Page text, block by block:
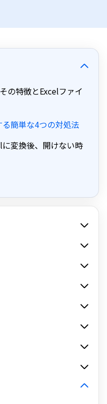
の特徴とExcelファイ
簡単な4つの対処法
変換後、開けない時